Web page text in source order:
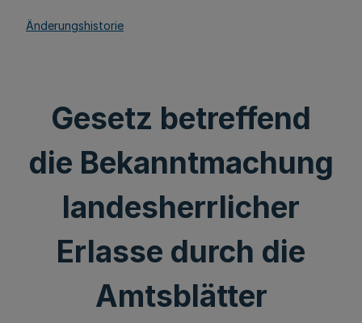
Änderungshistorie
Gesetz betreffend
die Bekanntmachung
landesherrlicher
Erlasse durch die
Amtsblätter